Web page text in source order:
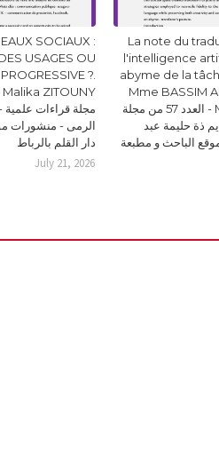
La note du
l'intelligence
abyme de la
Mme BASSIM
MELLOUKI Ismail - العدد 57 من مجلة
ذة حليمة عبد
الباحث و مطبعة
SOCIAUX :
USAGES OU
?.
مجلة قراءات علمية
الرمى - منشورات
دار القلم بالرباط
July 21, 2026